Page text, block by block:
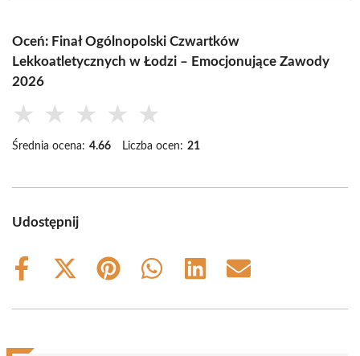
Oceń: Finał Ogólnopolski Czwartków
Lekkoatletycznych w Łodzi – Emocjonujące Zawody
2026
★ ★ ★ ★ ★
Średnia ocena: 4.66 Liczba ocen: 21
Udostępnij
Share
Share
(Twitter)
Share
Share
Share
Share